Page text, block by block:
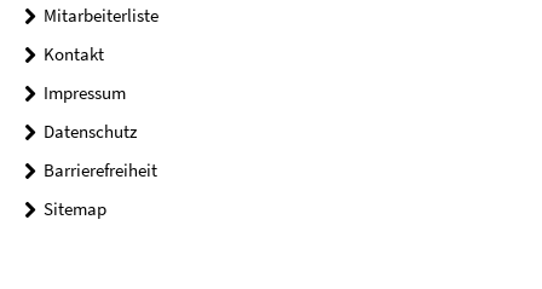
Mitarbeiterliste
Kontakt
Impressum
Datenschutz
Barrierefreiheit
Sitemap